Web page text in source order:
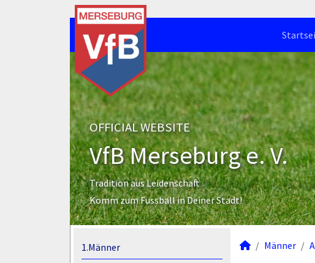
OFFICIAL WEBSITE
VfB Merseburg e. V.
Tradition aus Leidenschaft
Komm zum Fussball in Deiner Stadt!
1.Männer
Männer